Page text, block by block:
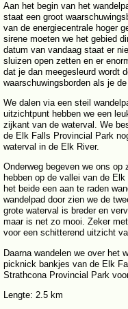
Aan het begin van het
staat een groot
van de energiecentrale hoger
sirene moeten we het gebied
datum van vandaag staat er
sluizen open zetten en er
dat je dan meegesleurd wordt
waarschuwingsborden als je
We dalen via een steil
uitzichtpunt hebben we een
zijkant van de waterval. We
de Elk Falls Provincial Park
waterval in de Elk River.
Onderweg begeven we ons
hebben op de vallei van de
het beide een aan te raden
wandelpad door zien we de
grote waterval is breder en
maar is net zo mooi. Zeker
voor een schitterend uitzicht
Daarna wandelen we over het
picknick bankjes van de Elk
Strathcona Provincial Park
Lengte: 2.5 km